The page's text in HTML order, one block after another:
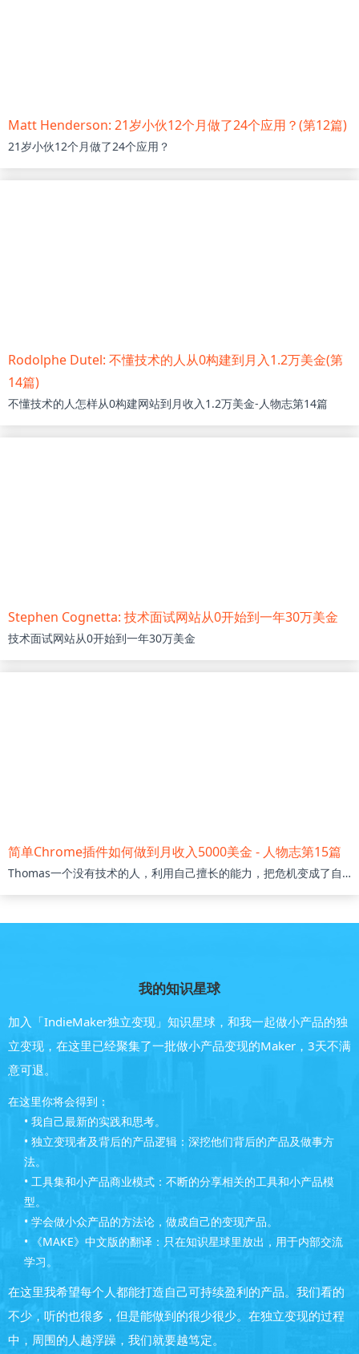
Matt Henderson: 21岁小伙12个月做了24个应用？(第12篇)
21岁小伙12个月做了24个应用？
Rodolphe Dutel: 不懂技术的人从0构建到月入1.2万美金(第
14篇)
不懂技术的人怎样从0构建网站到月收入1.2万美金-人物志第14篇
Stephen Cognetta: 技术面试网站从0开始到一年30万美金
技术面试网站从0开始到一年30万美金
简单Chrome插件如何做到月收入5000美金 - 人物志第15篇
Thomas一个没有技术的人，利用自己擅长的能力，把危机变成了自己的机会，可以说这篇文章里有很多值得我们学习和借鉴的点。那些简单却有用的原则，从自己祖母那发现小市场需求，指导着这样一个业余产品做成了持续营收的产品。
我的知识星球
加入「IndieMaker独立变现」知识星球，和我一起做小产品的独
立变现，在这里已经聚集了一批做小产品变现的Maker，3天不满
意可退。
在这里你将会得到：
• 我自己最新的实践和思考。
• 独立变现者及背后的产品逻辑：深挖他们背后的产品及做事方
法。
• 工具集和小产品商业模式：不断的分享相关的工具和小产品模
型。
• 学会做小众产品的方法论，做成自己的变现产品。
• 《MAKE》中文版的翻译：只在知识星球里放出，用于内部交流
学习。
在这里我希望每个人都能打造自己可持续盈利的产品。我们看的
不少，听的也很多，但是能做到的很少很少。在独立变现的过程
中，周围的人越浮躁，我们就要越笃定。